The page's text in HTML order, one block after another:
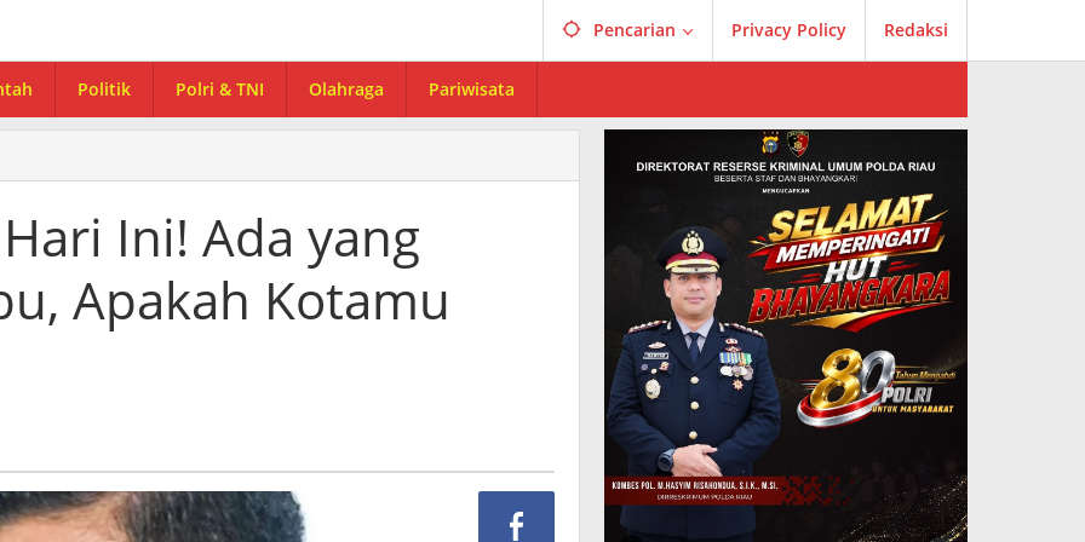
Pencarian Privacy Policy Redaksi
Politik Polri & TNI Olahraga Pariwisata
Ini! Ada yang
Apakah Kotamu